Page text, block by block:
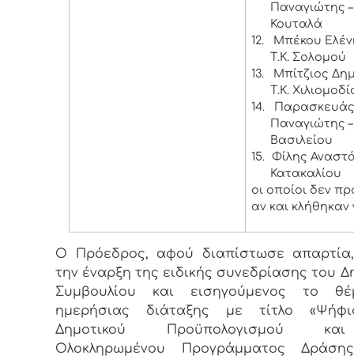
Παναγιώτης –
Κουταλά
12.
Μπέκου
Τ.Κ. Σολομού
13.
Μπίτζιος
Τ.Κ.
14.
Παρασκευάς
Παναγιώτης –
Βασιλείου
15. Φίλης
Κατακαλίου
οι οποίοι δεν
αν και κλήθηκαν
Ο Πρόεδρος, αφού διαπίστωσε
την έναρξη της ειδικής συνεδρίασης του
Συμβουλίου και εισηγούμενος το
ημερήσιας διάταξης με τίτλο
Δημοτικού Προϋπολογισμού
Ολοκληρωμένου Προγράμματος